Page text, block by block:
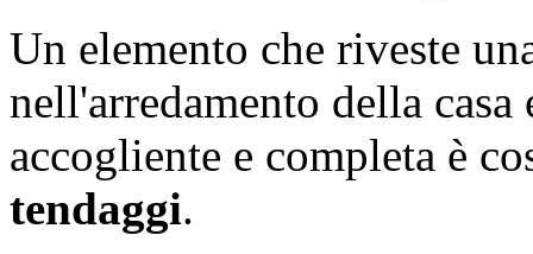
Un elemento che riveste
nell'arredamento della
accogliente e completa è
tendaggi.